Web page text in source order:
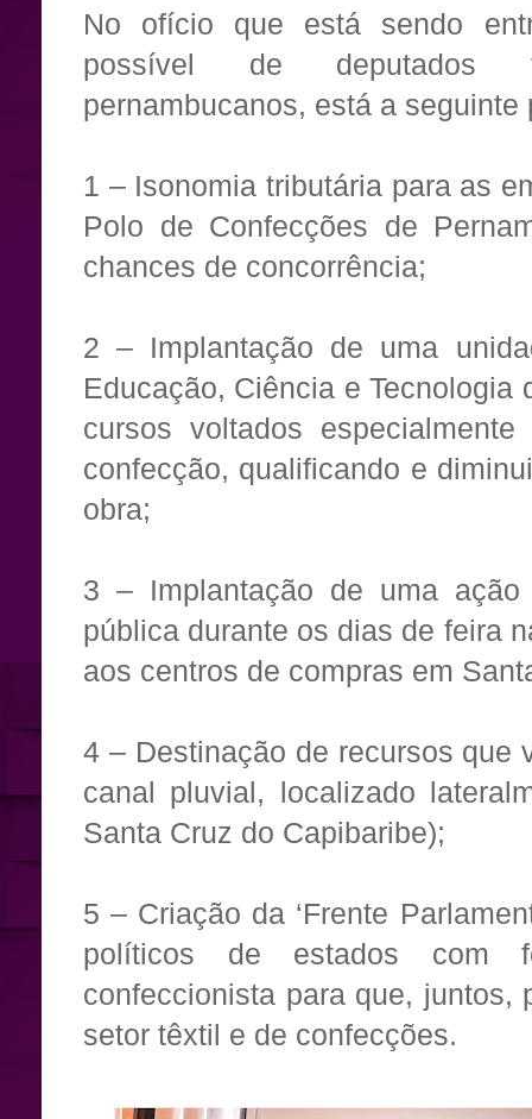
No ofício que está sendo
possível de deputados
pernambucanos, está a seguinte
1 – Isonomia tributária para as
Polo de Confecções de
chances de concorrência;
2 – Implantação de uma
Educação, Ciência e Tecnologia
cursos voltados
confecção, qualificando e
obra;
3 – Implantação de uma ação
pública durante os dias de feira
aos centros de compras em
4 – Destinação de recursos que
canal pluvial, localizado
Santa Cruz do Capibaribe);
5 – Criação da ‘Frente
políticos de estados com
confeccionista para que, juntos,
setor têxtil e de confecções.